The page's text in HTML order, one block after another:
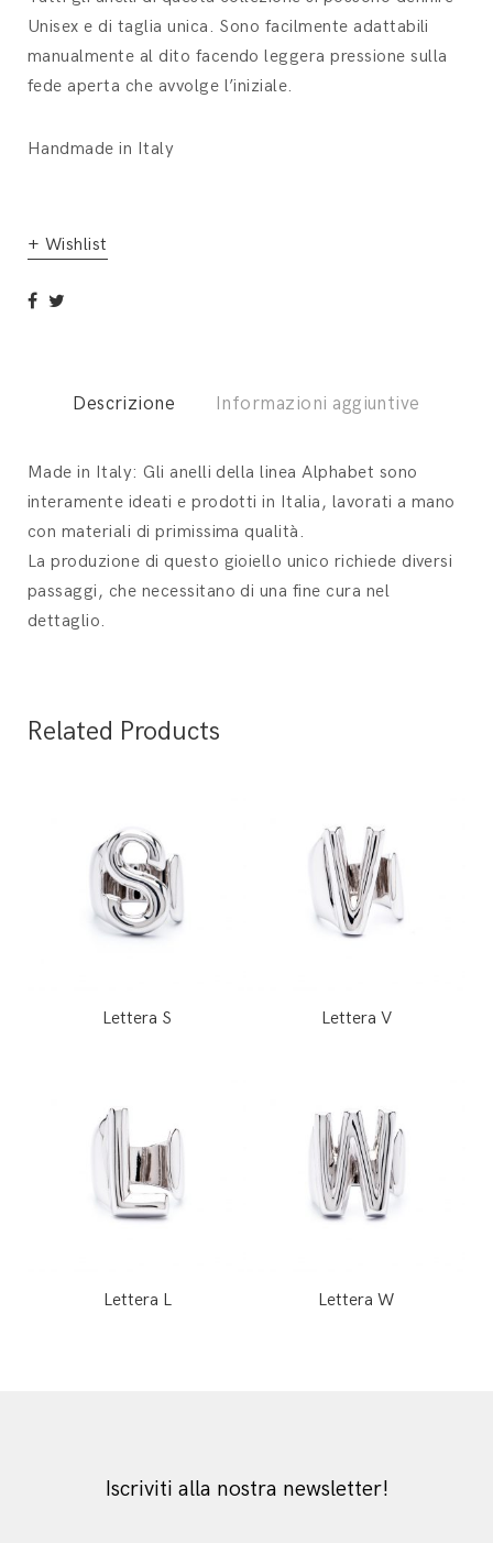
Unisex e di taglia unica. Sono facilmente adattabili
manualmente al dito facendo leggera pressione sulla
fede aperta che avvolge l’iniziale.
Handmade in Italy
+ Wishlist
Descrizione Informazioni aggiuntive
Made in Italy: Gli anelli della linea Alphabet sono
interamente ideati e prodotti in Italia, lavorati a mano
con materiali di primissima qualità.
La produzione di questo gioiello unico richiede diversi
passaggi, che necessitano di una fine cura nel
dettaglio.
Related Products
Lettera S Lettera V
Lettera L Lettera W
Iscriviti alla nostra newsletter!